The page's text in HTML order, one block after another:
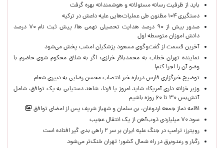
باید از ظرفیت رسانه مسئولانه و هوشمندانه بهره گرفت
دستگیری ۱۰۴ مظنون طی عملیات‌هایی علیه داعش در ترکیه
صدور بیش از ۹۰ درصد هدایت تحصیلی نهمی ها/ پیش ثبت نام ۷۰ درصد
دانش اموزان متوسطه اول
آخرین قسمت از گفت‌وگوی مسعود پزشکیان امشب پخش می‌شود
نماینده تهران خطاب به محمدباقر خرازی: اگر به شلاق محکوم شوی حاضرم با
وضو آن را اجرا کنم!
توضیح خبرگزاری فارس درباره خبر انتصاب محسن رضایی به دبیری شعام
وزیر خزانه داری آمریکا: شاید امروز یا فردا، شاهد دستیابی به یک توافق، شامل
آتش‌بس ۳۰ تا ۶۰ روزه باشیم
اقامه نماز جمعه اردوغان، بن ‌سلمان و شهباز شریف پس از امضای توافق
سود ۷۰ میلیاردی ذوب‌آهن از یک انتقال عجیب
رویترز: ترامپ در جنگ علیه ایران بر سر ۲ راهی بدی گیر افتاده است
رگبار و رعدوبرق در راه شمال کشور؛ تهران خنک‌تر می‌شود